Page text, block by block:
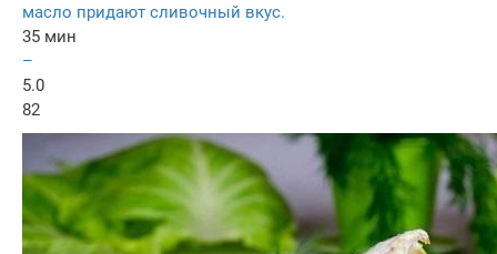
масло придают сливочный вкус.
35 мин
–
5.0
82